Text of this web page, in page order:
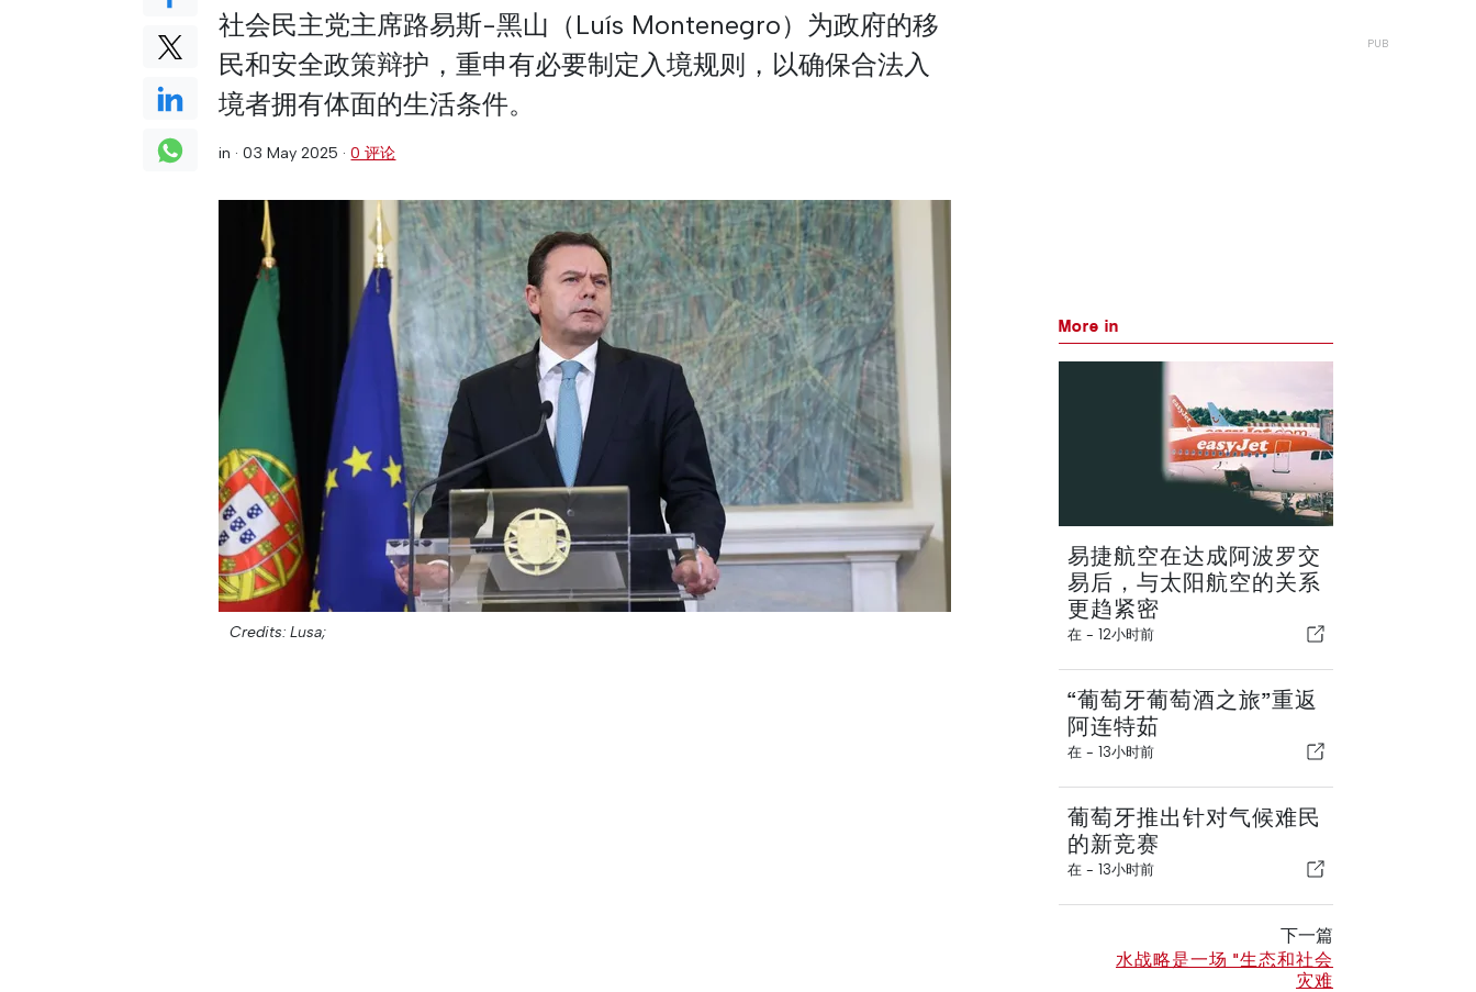
社会民主党主席路易斯-黑山（Luís Montenegro）为政府的移
民和安全政策辩护，重申有必要制定入境规则，以确保合法入
境者拥有体面的生活条件。
in ·03 May 2025 ·0 评论
Credits: Lusa;
More in
易捷航空在达成阿波罗交
易后，与太阳航空的关系
更趋紧密
在 - 12小时前
“葡萄牙葡萄酒之旅”重返
阿连特茹
在 - 13小时前
葡萄牙推出针对气候难民
的新竞赛
在 - 13小时前
下一篇
水战略是一场 "生态和社会
灾难